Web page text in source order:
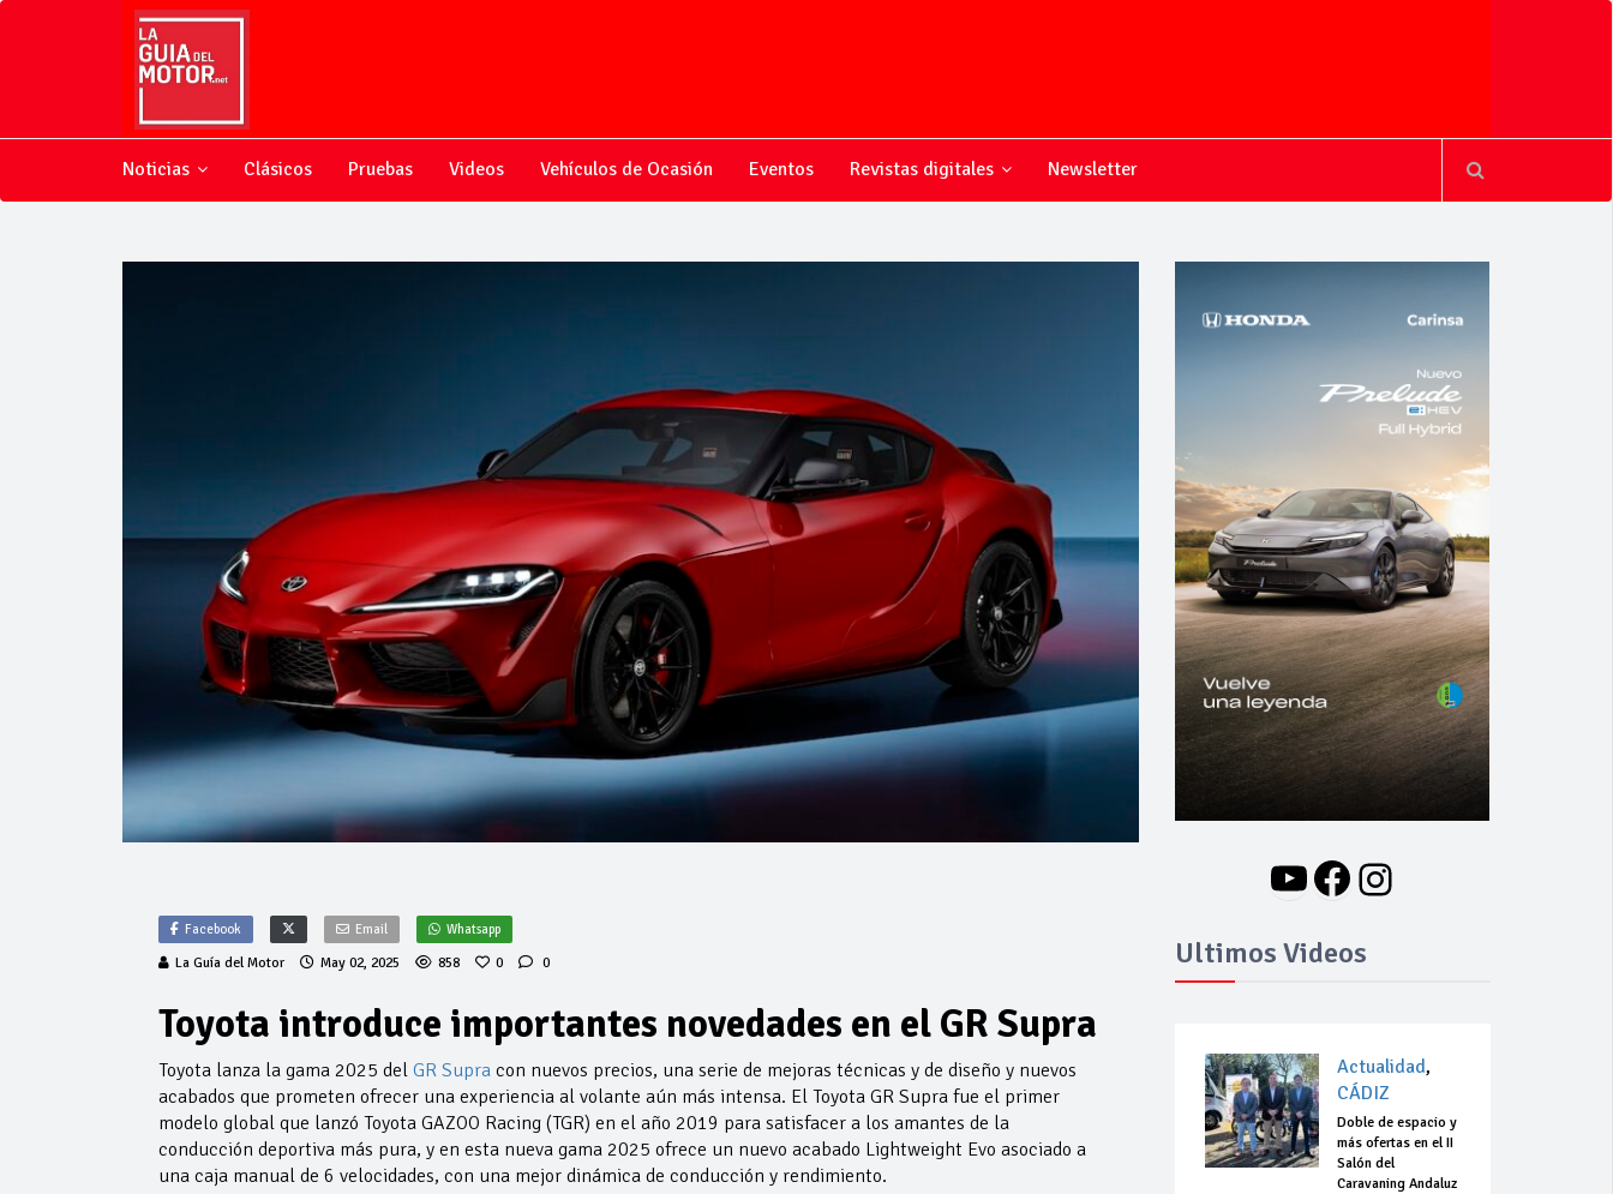
Noticias Clásicos Pruebas Videos Vehículos de Ocasión Eventos Revistas digitales Newsletter
Facebook Email Whatsapp
La Guía del Motor May 02, 2025 858 0 0
Toyota introduce importantes novedades en el GR Supra
Toyota lanza la gama 2025 del GR Supracon nuevos precios, una serie de mejoras técnicas y de diseño y nuevos
acabados que prometen ofrecer una experiencia al volante aún más intensa. El Toyota GR Supra fue el primer
modelo global que lanzó Toyota GAZOO Racing (TGR) en el año 2019 para satisfacer a los amantes de la
conducción deportiva más pura, y en esta nueva gama 2025 ofrece un nuevo acabado Lightweight Evo asociado a
una caja manual de 6 velocidades, con una mejor dinámica de conducción y rendimiento.
YouTube
Facebook
Instagram
Ultimos Videos
Actualidad,
CÁDIZ
Doble de espacio y
más ofertas en el II
Salón del
Caravaning Andaluz